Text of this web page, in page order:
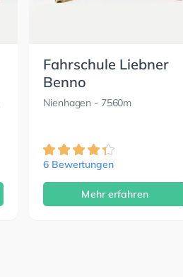
Fahrschule Liebner
Benno
Nienhagen - 7560m
6 Bewertungen
Mehr erfahren